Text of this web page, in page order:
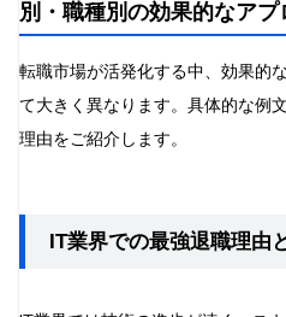
別・職種別の効果的なアプ
転職市場が活発化する中、効果的
て大きく異なります。具体的な例
理由をご紹介します。
IT業界での最強退職理由